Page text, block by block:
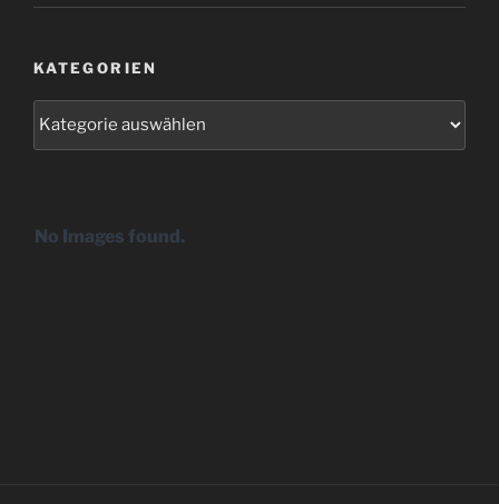
KATEGORIEN
No Images found.